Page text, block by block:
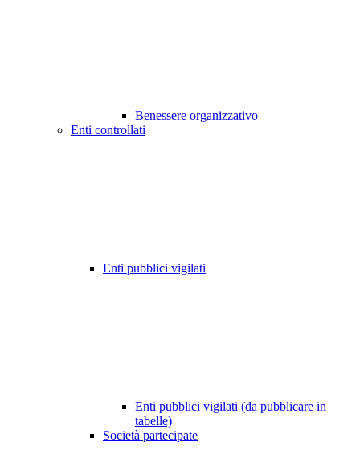
Benessere organizzativo
Enti controllati
Enti pubblici vigilati
Enti pubblici vigilati (da pubblicare in
tabelle)
Società partecipate